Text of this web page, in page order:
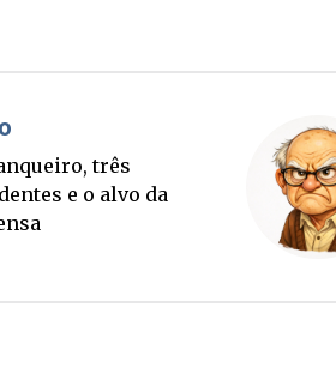
Cláudio Prisco Paraíso
Sorte lançada e tabuleiro
sucessório completo para